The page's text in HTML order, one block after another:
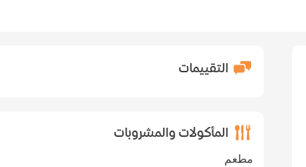
التقييمات
المأكولات والمشروبات
مطعم